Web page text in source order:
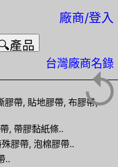
廠商/登入
台灣廠商名錄
膠帶, 貼地膠帶, 布膠帶,
, 帶膠黏紙條..
膠帶, 泡棉膠帶..
..
↺